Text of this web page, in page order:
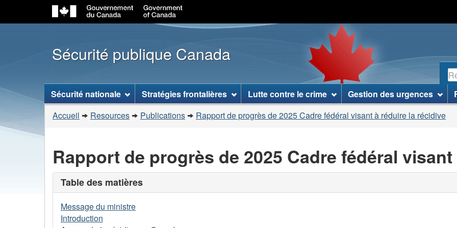
au
contenu
principal
à
«
propos
ce
site
»
à
la
version
simplifiée
Sécurité publique Canada
Menu
des
sujets
Sécurité nationale Stratégies frontalières Lutte contre le crime Gestion des urgences
Vous
êtes
Accueil Resources Publications Rapport de progrès de 2025 Cadre fédéral visant à réduire la récidive
Rapport de progrès de 2025 Cadre fédéral
Table des matières
Message du ministre
Introduction